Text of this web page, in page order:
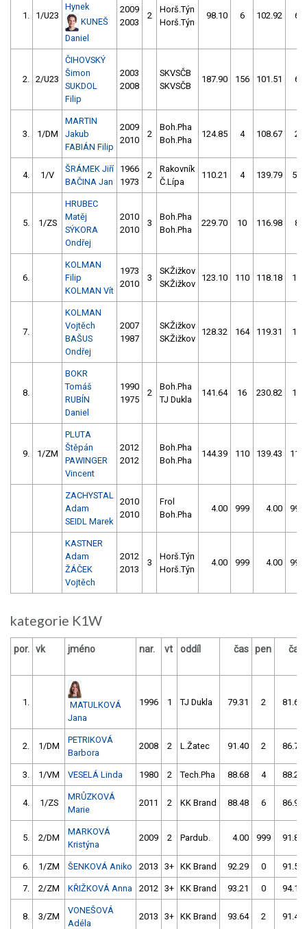
1. 1/U23
Hynek
KUNEŠ
Daniel
2009
2003
2
Horš.Týn
Horš.Týn
98.10 6 102.92 6
2. 2/U23
ČIHOVSKÝ
Šimon
SUKDOL
Filip
2003
2008
SKVSČB
SKVSČB
187.90 156 101.51 6
3. 1/DM
MARTIN
Jakub
FABIÁN Filip
2009
2010
2
Boh.Pha
Boh.Pha
124.85 4 108.67 2
4. 1/V
ŠRÁMEK Jiří
BAČINA Jan
1966
1973
2
Rakovník
Č.Lípa
110.21 4 139.79 54
5. 1/ZS
HRUBEC
Matěj
SÝKORA
Ondřej
2010
2010
3
Boh.Pha
Boh.Pha
229.70 10 116.98 8
6.
KOLMAN
Filip
KOLMAN Vít
1973
2010
3
SKŽižkov
SKŽižkov
123.10 110 118.18 16
7.
KOLMAN
Vojtěch
BAŠUS
Ondřej
2007
1987
SKŽižkov
SKŽižkov
128.32 164 119.31 16
8.
BOKR
Tomáš
RUBÍN
Daniel
1990
1975
2
Boh.Pha
TJ Dukla
141.64 16 230.82 10
9. 1/ZM
PLUTA
Štěpán
PAWINGER
Vincent
2012
2012
Boh.Pha
Boh.Pha
144.39 110 139.43 112
ZACHYSTAL
Adam
SEIDL Marek
2010
2010
Frol
Boh.Pha
4.00 999 4.00 999
KASTNER
Adam
ŽÁČEK
Vojtěch
2012
2013
3
Horš.Týn
Horš.Týn
4.00 999 4.00 999
kategorie K1W
por. vk jméno nar. vt oddíl čas pen čas
1.
MATULKOVÁ
Jana
1996 1 TJ Dukla 79.31 2 81.67
2. 1/DM
PETRIKOVÁ
Barbora
2008 2 L.Žatec 91.40 2 86.76
3. 1/VM VESELÁ Linda 1980 2 Tech.Pha 88.68 4 88.25
4. 1/ZS
MRŮZKOVÁ
Marie
2011 2 KK Brand 88.48 6 86.98
5. 2/DM
MARKOVÁ
Kristýna
2009 2 Pardub. 4.00 999 91.82
6. 1/ZM ŠENKOVÁ Aniko 2013 3+ KK Brand 92.29 0 91.53
7. 2/ZM KŘIŽKOVÁ Anna 2012 3+ KK Brand 93.21 0 94.10
8. 3/ZM
VONEŠOVÁ
Adéla
2013 3+ KK Brand 93.64 2 91.47